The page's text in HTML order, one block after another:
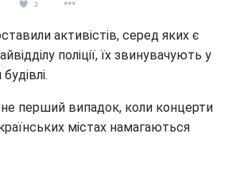
активістів, серед яких є
поліції, їх звинувачують у
перший випадок, коли концерти
містах намагаються